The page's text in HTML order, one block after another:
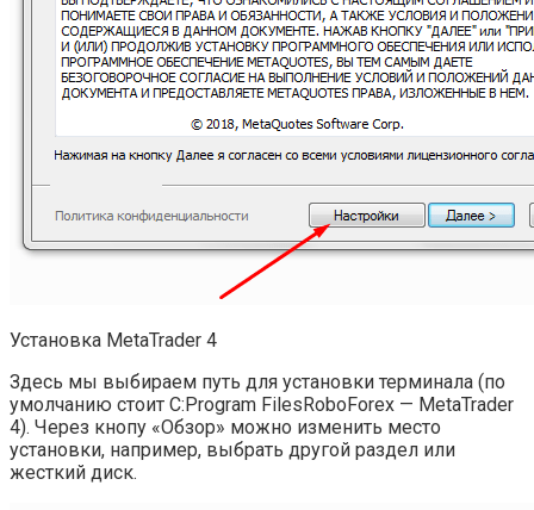
Установка MetaTrader 4
Здесь мы выбираем путь для установки терминала (по
умолчанию стоит C:Program FilesRoboForex — MetaTrader
4). Через кнопу «Обзор» можно изменить место
установки, например, выбрать другой раздел или
жесткий диск.